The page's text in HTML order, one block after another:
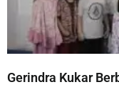
Gerindra Kukar